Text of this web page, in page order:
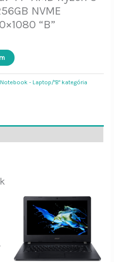
NVME
“B”
Notebook - Laptop/"B" kategória